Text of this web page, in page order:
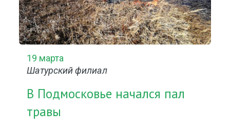
19 марта
Шатурский филиал
В Подмосковье начался пал
травы